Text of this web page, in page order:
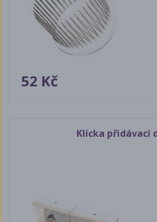
52 Kč
Klícka přidávací